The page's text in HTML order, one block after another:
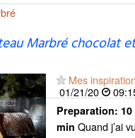
Marbré chocolat
Mes
01/21/20
Preparation:
min Quand j’ai